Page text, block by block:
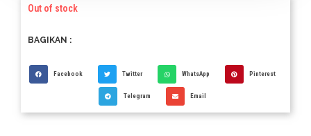
Out of stock
BAGIKAN :
Facebook Twitter WhatsApp Pinterest
Telegram Email